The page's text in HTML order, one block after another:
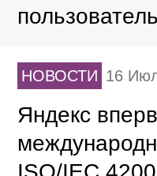
НОВОСТИ 16
Яндекс